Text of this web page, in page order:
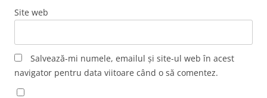
Site web
Salvează-mi numele, emailul și site-ul web în acest
navigator pentru data viitoare când o să comentez.